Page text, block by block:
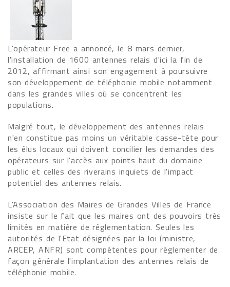
L'opérateur Free a annoncé, le 8 mars dernier,
l'installation de 1600 antennes relais d'ici la fin de
2012, affirmant ainsi son engagement à poursuivre
son développement de téléphonie mobile notamment
dans les grandes villes où se concentrent les
populations.
Malgré tout, le développement des antennes relais
n'en constitue pas moins un véritable casse-tête pour
les élus locaux qui doivent concilier les demandes des
opérateurs sur l'accès aux points haut du domaine
public et celles des riverains inquiets de l'impact
potentiel des antennes relais.
L'Association des Maires de Grandes Villes de France
insiste sur le fait que les maires ont des pouvoirs très
limités en matière de réglementation. Seules les
autorités de l'Etat désignées par la loi (ministre,
ARCEP, ANFR) sont compétentes pour réglementer de
façon générale l'implantation des antennes relais de
téléphonie mobile.